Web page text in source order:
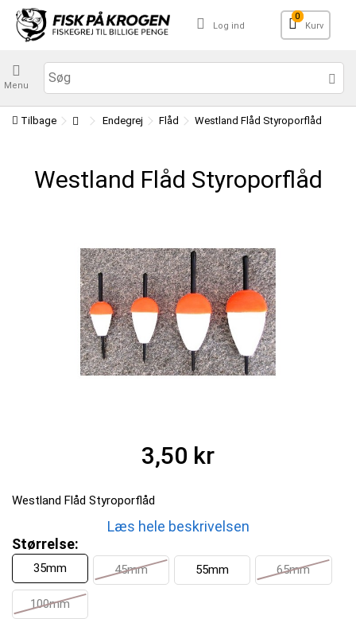
Log ind
0
Kurv
Menu
Tilbage Endegrej Flåd Westland Flåd Styroporflåd
Westland Flåd Styroporflåd
3,50 kr
Westland Flåd Styroporflåd
Læs hele beskrivelsen
Størrelse:
35mm 45mm 55mm 65mm
100mm